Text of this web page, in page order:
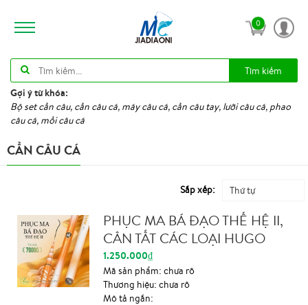
0
Tìm kiếm
Gợi ý từ khóa:
Bộ set cần câu, cần câu cá, máy câu cá, cần câu tay, lưỡi câu cá, phao
câu cá, mồi câu cá
CẦN CÂU CÁ
Sắp xếp: Thứ tự
PHỤC MA BÁ ĐẠO THẾ HỆ II,
CÂN TẤT CÁC LOẠI HUGO
1.250.000₫
Mã sản phẩm:chưa rõ
Thương hiệu:chưa rõ
Mô tả ngắn: